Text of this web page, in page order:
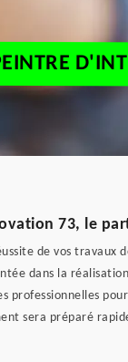
73, le
de vos travaux
dans la
professionnelles
sera préparé